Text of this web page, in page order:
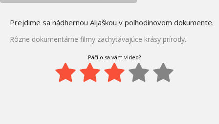
bez morí?
0:00
Medvede v Tatrách
Vlčie hory
Prejdime sa nádhernou Aljaškou v polhodinovom dokumente.
Rôzne dokumentárne filmy zachytávajúce krásy prírody.
Páčilo sa vám video?